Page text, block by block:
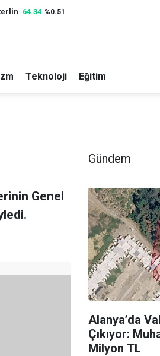
64.34 %0.51
Teknoloji Eğitim
Genel
Gündem
Alanya’da
Çıkıyor:
Milyon TL